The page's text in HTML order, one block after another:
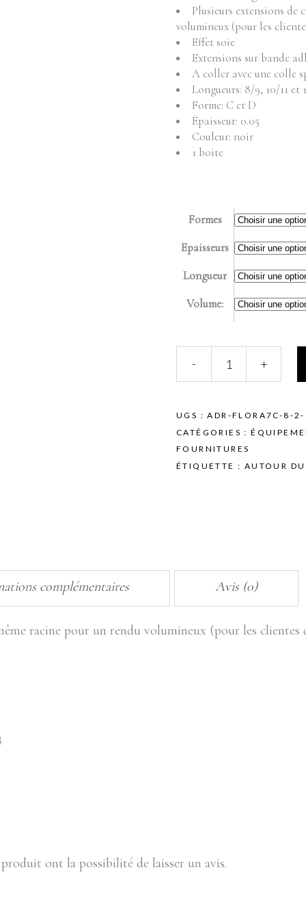
Produits vente visage
Plusieurs extensions de
volumineux (pour les
Effet soie
Extensions sur bande
A coller avec une colle
Longueurs: 8/9, 10/11 et
Forme: C et D
Épaisseur: 0.05
Couleur: noir
1 boite
Formes
Epaisseurs
Longueur
Volume:
Regard
Extensions
de
cils
Diva
- +
UGS :ADR-FLORA7C-8-
CATÉGORIES :
FOURNITURES
ÉTIQUETTE : AUTOUR
complémentaires Avis (0)
racine pour un rendu volumineux (pour les
ont la possibilité de laisser un avis.